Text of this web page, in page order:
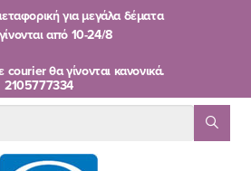
για μεγάλα δέματα
από 10-24/8
courier θα γίνονται κανονικά.
2105777334